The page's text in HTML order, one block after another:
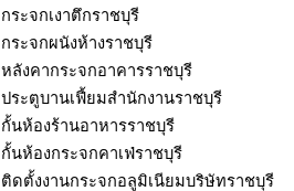
กระจกเงาตึกราชบุรี
กระจกผนังห้างราชบุรี
หลังคากระจกอาคารราชบุรี
ประตูบานเฟี้ยมสำนักงานราชบุรี
กั้นห้องร้านอาหารราชบุรี
กั้นห้องกระจกคาเฟ่ราชบุรี
ติดตั้งงานกระจกอลูมิเนียมบริษัทราชบุรี